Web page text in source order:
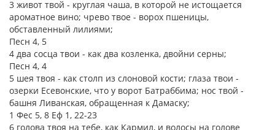
3 живот твой - круглая чаша, в которой не истощается
ароматное вино; чрево твое - ворох пшеницы,
обставленный лилиями;
Песн 4, 5
4 два сосца твои - как два козленка, двойни серны;
Песн 4, 4
5 шея твоя - как столп из слоновой кости; глаза твои -
озерки Есевонские, что у ворот Батраббима; нос твой -
башня Ливанская, обращенная к Дамаску;
1 Фес 5, 8 Еф 1, 22-23
6 голова твоя на тебе, как Кармил, и волосы на голове